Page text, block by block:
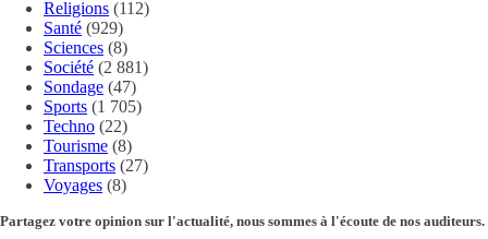
Religions (112)
Santé (929)
Sciences (8)
Société (2 881)
Sondage (47)
Sports (1 705)
Techno (22)
Tourisme (8)
Transports (27)
Voyages (8)
Partagez votre opinion sur l'actualité, nous sommes à l'écoute de nos auditeurs.